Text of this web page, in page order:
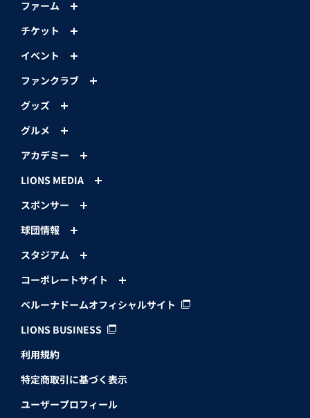
ファーム
チケット
イベント
ファンクラブ
グッズ
グルメ
アカデミー
LIONS MEDIA
スポンサー
球団情報
スタジアム
コーポレートサイト
ベルーナドームオフィシャルサイト
LIONS BUSINESS
利用規約
特定商取引に基づく表示
ユーザープロフィール